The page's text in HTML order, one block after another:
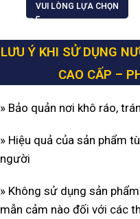
VUI LÒNG LỰA CHỌN
LƯU Ý KHI SỬ DỤNG
CAO CẤP –
» Bảo quản nơi khô ráo,
» Hiệu quả của sản phẩm
người
» Không sử dụng sản
mẫn cảm nào đối với các